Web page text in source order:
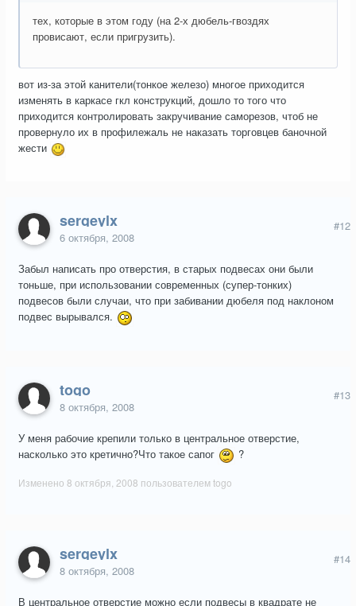
тех, которые в этом году (на 2-х дюбель-гвоздях
провисают, если пригрузить).
вот из-за этой канители(тонкое железо) многое приходится
изменять в каркасе гкл конструкций, дошло то того что
приходится контролировать закручивание саморезов, чтоб не
провернуло их в профилежаль не наказать торговцев баночной
жести
sergeylx
6 октября, 2008
#12
Забыл написать про отверстия, в старых подвесах они были
тоньше, при использовании современных (супер-тонких)
подвесов были случаи, что при забивании дюбеля под наклоном
подвес вырывался.
togo
8 октября, 2008
#13
У меня рабочие крепили только в центральное отверстие,
насколько это кретично?Что такое сапог
?
Изменено 8 октября, 2008 пользователем togo
sergeylx
8 октября, 2008
#14
В центральное отверстие можно если подвесы в квадрате не